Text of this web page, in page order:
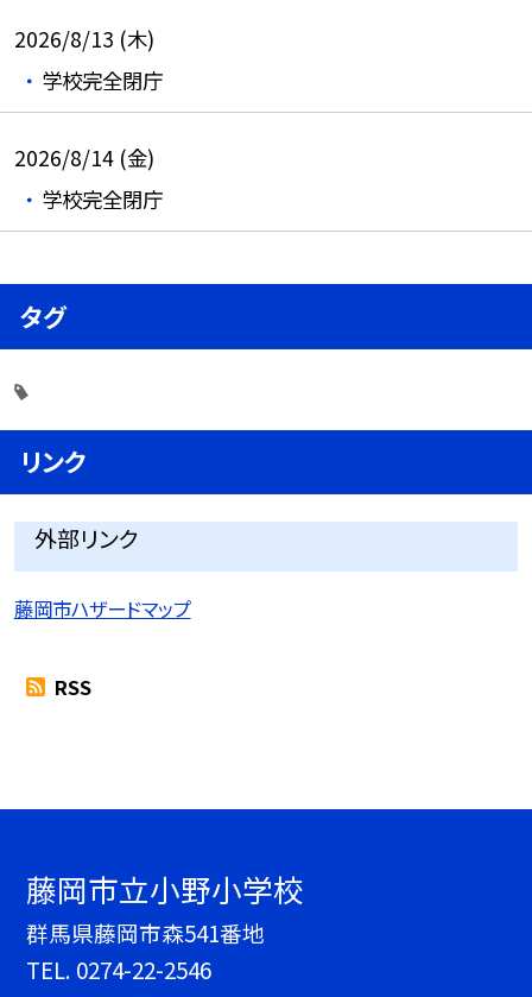
2026/8/13 (木)
学校完全閉庁
2026/8/14 (金)
学校完全閉庁
タグ
リンク
外部リンク
藤岡市ハザードマップ
RSS
藤岡市立小野小学校
群馬県藤岡市森541番地
TEL. 0274-22-2546